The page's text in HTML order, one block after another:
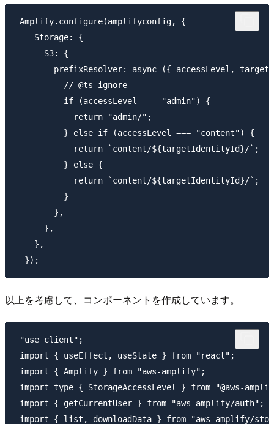
Amplify.configure(amplifyconfig, {
    Storage: {
      S3: {
prefixResolver: async ({ accessLevel,
          // @ts-ignore
          if (accessLevel === "admin") {
            return "admin/";
          } else if (accessLevel === "content") {
            return `content/${targetIdentityId}/`;
          } else {
            return `content/${targetIdentityId}/`;
          }
        },
      },
    },
以上を考慮して、コンポーネントを作成しています。
"use client";
import { useEffect, useState } from "react";
import { Amplify } from "aws-amplify";
import type { StorageAccessLevel } from "@aws-
import { getCurrentUser } from "aws-amplify/auth";
import { list, downloadData } from "aws-amplify/